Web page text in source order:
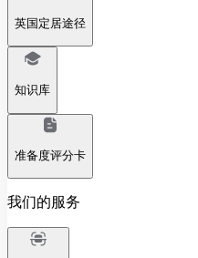
英国定居途径
知识库
准备度评分卡
我们的服务